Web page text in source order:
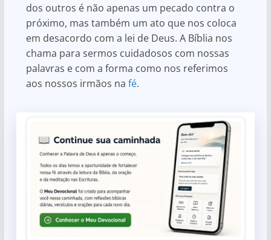
dos outros é não apenas um pecado contra o
próximo, mas também um ato que nos coloca
em desacordo com a lei de Deus. A Bíblia nos
chama para sermos cuidadosos com nossas
palavras e com a forma como nos referimos
aos nossos irmãos na fé.